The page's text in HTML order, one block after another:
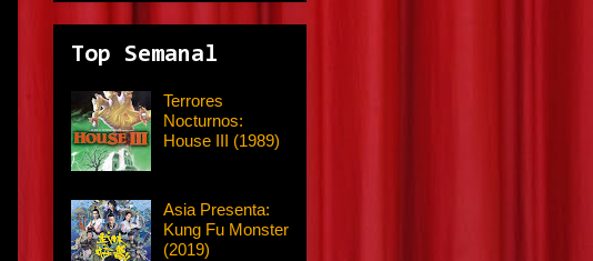
Top Semanal
Terrores
Nocturnos:
House III (1989)
Asia Presenta:
Kung Fu Monster
(2019)